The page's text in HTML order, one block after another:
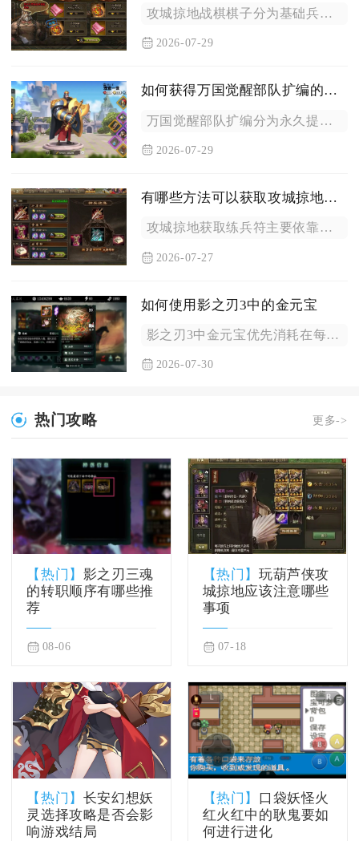
攻城掠地战棋棋子分为基础兵种棋子、进阶兵种棋子、文臣计策棋子...
2026-07-29
如何获得万国觉醒部队扩编的详细信息
万国觉醒部队扩编分为永久提升单队带兵上限、解锁多支出征队列、...
2026-07-29
有哪些方法可以获取攻城掠地的练兵符
攻城掠地获取练兵符主要依靠讨伐董卓限时活动鞭笞奖励、功勋宝箱...
2026-07-27
如何使用影之刃3中的金元宝
影之刃3中金元宝优先消耗在每日刚需资源，剩余储备集中投入心法...
2026-07-30
热门攻略 更多->
【热门】 影之刃三魂
的转职顺序有哪些推
荐
08-06
【热门】玩葫芦侠攻
城掠地应该注意哪些
事项
07-18
【热门】 长安幻想妖
灵选择攻略是否会影
响游戏结局
【热门】 口袋妖怪火
红火红中的耿鬼要如
何进行进化